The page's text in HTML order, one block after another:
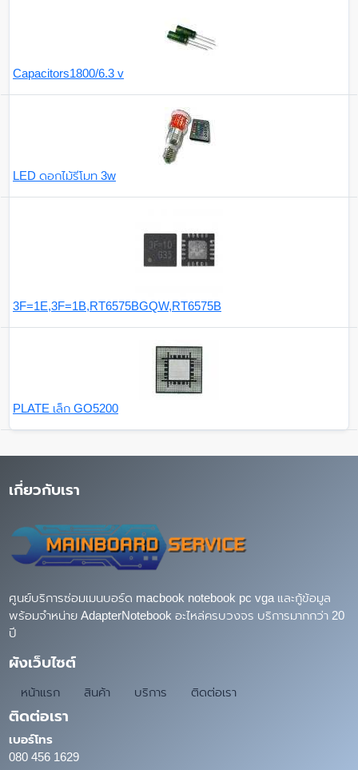
Capacitors1800/6.3 v
LED ดอกไม้รีโมท 3w
3F=1E,3F=1B,RT6575BGQW,RT6575B
PLATE เล็ก GO5200
เกี่ยวกับเรา
ศูนย์บริการซ่อมเมนบอร์ด macbook notebook pc vga และกู้ข้อมูล
พร้อมจำหน่าย AdapterNotebook อะไหล่ครบวงจร บริการมากกว่า 20
ปี
ผังเว็บไซต์
หน้าแรก สินค้า บริการ ติดต่อเรา
ติดต่อเรา
เบอร์โทร
080 456 1629